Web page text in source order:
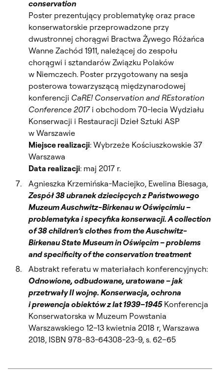
conservation
Poster prezentujący problematykę oraz prace
konserwatorskie przeprowadzone przy
dwustronnej chorągwi Bractwa Żywego Różańca
Wanne Zachód 1911, należącej do zespołu
chorągwi i sztandarów Związku Polaków
w Niemczech. Poster przygotowany na sesja
posterowa towarzyszącą międzynarodowej
konferencji CaRE! Conservation and REstoration
Conference 2017i obchodom 70-lecia Wydziału
Konserwacji i Restauracji Dzieł Sztuki ASP
w Warszawie
Miejsce realizacji: Wybrzeże Kościuszkowskie 37
Warszawa
Data realizacji: maj 2017 r.
Agnieszka Krzemińska-Maciejko, Ewelina Biesaga,
Zespół 38 ubranek dziecięcych z Państwowego
Muzeum Auschwitz-Birkenau w Oświęcimiu –
problematyka i specyfika konserwacji. A collection
of 38 children’s clothes from the Auschwitz-
Birkenau State Museum in Oświęcim – problems
and specificity of the conservation treatment
Abstrakt referatu w materiałach konferencyjnych:
Odnowione, odbudowane, uratowane – jak
przetrwały II wojnę. Konserwacja, ochrona
i prewencja obiektów z lat 1939–1945Konferencja
Konserwatorska w Muzeum Powstania
Warszawskiego 12–13 kwietnia 2018 r, Warszawa
2018, ISBN 978-83-64308-23-9, s. 62–65